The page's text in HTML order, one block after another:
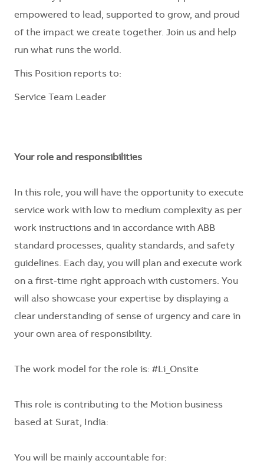
empowered to lead, supported to grow, and proud
of the impact we create together. Join us and help
run what runs the world.
This Position reports to:
Service Team Leader
Your role and responsibilities
In this role, you will have the opportunity to execute
service work with low to medium complexity as per
work instructions and in accordance with ABB
standard processes, quality standards, and safety
guidelines. Each day, you will plan and execute work
on a first-time right approach with customers. You
will also showcase your expertise by displaying a
clear understanding of sense of urgency and care in
your own area of responsibility.
The work model for the role is: #Li_Onsite
This role is contributing to the Motion business
based at Surat, India:
You will be mainly accountable for: